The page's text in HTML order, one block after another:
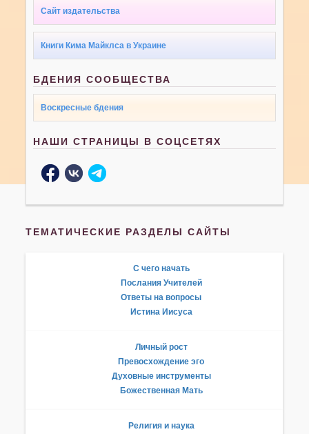
Сайт издательства
Книги Кима Майклса в Украине
БДЕНИЯ СООБЩЕСТВА
Воскресные бдения
НАШИ СТРАНИЦЫ В СОЦСЕТЯХ
ТЕМАТИЧЕСКИЕ РАЗДЕЛЫ САЙТЫ
С чего начать
Послания Учителей
Ответы на вопросы
Истина Иисуса
Личный рост
Превосхождение эго
Духовные инструменты
Божественная Мать
Религия и наука